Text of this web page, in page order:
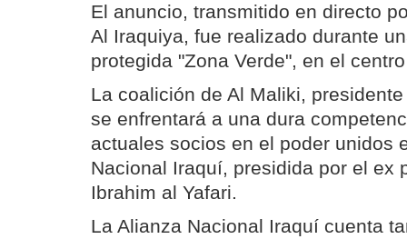
El anuncio, transmitido en directo
Al Iraquiya, fue realizado durante
protegida "Zona Verde", en el
La coalición de Al Maliki,
se enfrentará a una dura
actuales socios en el poder unidos
Nacional Iraquí, presidida por el ex
Ibrahim al Yafari.
La Alianza Nacional Iraquí cuenta